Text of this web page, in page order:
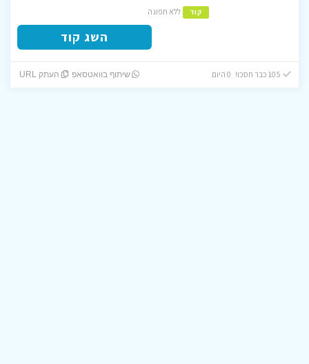
קוד ללא תפוגה
השג קוד
שיתוף בוואטסאפ העתק URL